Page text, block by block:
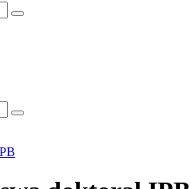
Search
Search